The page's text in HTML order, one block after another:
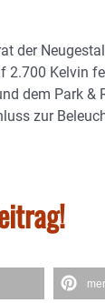
der
2.700 Kelvin
dem Park &
zur